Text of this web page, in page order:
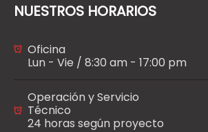
NUESTROS HORARIOS
Oficina
Lun - Vie / 8:30 am - 17:00 pm
Operación y Servicio
Técnico
24 horas según proyecto